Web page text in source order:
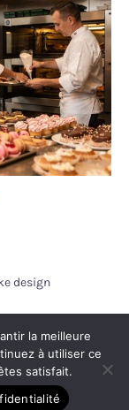
design
la meilleure
à utiliser ce
satisfait.